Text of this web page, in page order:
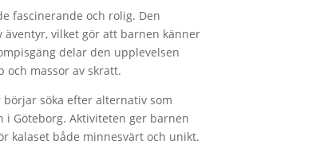
fascinerande och rolig. Den
vilket gör att barnen känner
delar den upplevelsen
och massor av skratt.
söka efter alternativ som
Göteborg. Aktiviteten ger barnen
kalaset både minnesvärt och unikt.